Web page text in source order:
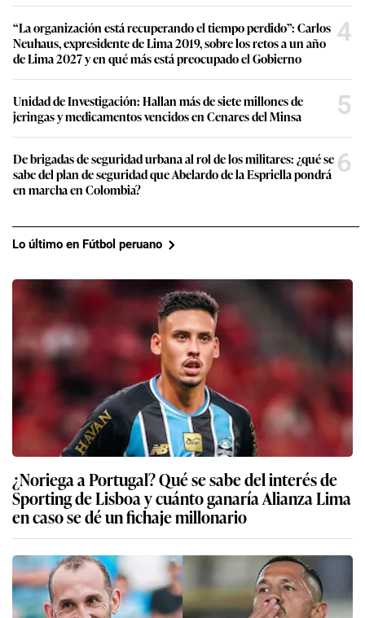
“La organización está recuperando el tiempo perdido”: Carlos
Neuhaus, expresidente de Lima 2019, sobre los retos a un año
de Lima 2027 y en qué más está preocupado el Gobierno
4
Unidad de Investigación: Hallan más de siete millones de
jeringas y medicamentos vencidos en Cenares del Minsa
5
De brigadas de seguridad urbana al rol de los militares: ¿qué se
sabe del plan de seguridad que Abelardo de la Espriella pondrá
en marcha en Colombia?
6
Lo último en Fútbol peruano
¿Noriega a Portugal? Qué se sabe del interés de
Sporting de Lisboa y cuánto ganaría Alianza Lima
en caso se dé un fichaje millonario